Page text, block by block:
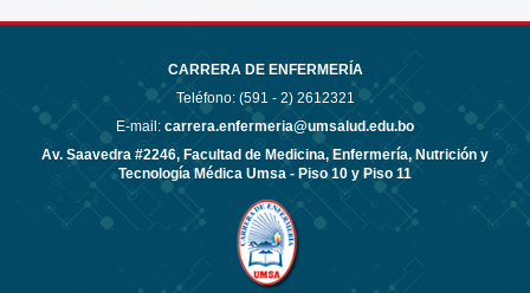
CARRERA DE ENFERMERÍA
Teléfono: (591 - 2) 2612321
E-mail: carrera.enfermeria@umsalud.edu.bo
Av. Saavedra #2246, Facultad de Medicina, Enfermería, Nutrición y
Tecnología Médica Umsa - Piso 10 y Piso 11